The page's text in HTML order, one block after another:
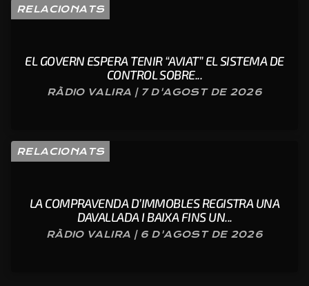
RELACIONATS
EL GOVERN ESPERA TENIR “AVIAT” EL SISTEMA DE
CONTROL SOBRE...
RÀDIO VALIRA | 7 D'AGOST DE 2026
RELACIONATS
LA COMPRAVENDA D’IMMOBLES REGISTRA UNA
DAVALLADA I BAIXA FINS UN...
RÀDIO VALIRA | 6 D'AGOST DE 2026